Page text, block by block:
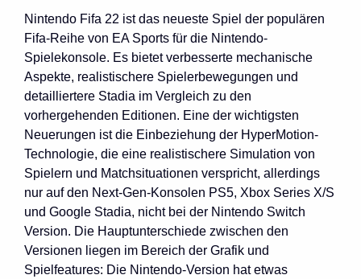
Nintendo Fifa 22 ist das neueste Spiel der populären
Fifa-Reihe von EA Sports für die Nintendo-
Spielekonsole. Es bietet verbesserte mechanische
Aspekte, realistischere Spielerbewegungen und
detailliertere Stadia im Vergleich zu den
vorhergehenden Editionen. Eine der wichtigsten
Neuerungen ist die Einbeziehung der HyperMotion-
Technologie, die eine realistischere Simulation von
Spielern und Matchsituationen verspricht, allerdings
nur auf den Next-Gen-Konsolen PS5, Xbox Series X/S
und Google Stadia, nicht bei der Nintendo Switch
Version. Die Hauptunterschiede zwischen den
Versionen liegen im Bereich der Grafik und
Spielfeatures: Die Nintendo-Version hat etwas